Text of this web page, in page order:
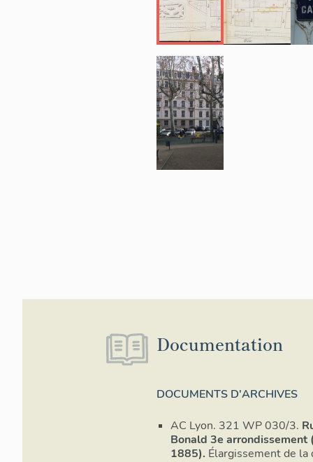
Documentation
DOCUMENTS D'ARCHIVES
AC Lyon. 321 WP 030/3.
Bonald 3e arrondissement
1885). Élargissement de la